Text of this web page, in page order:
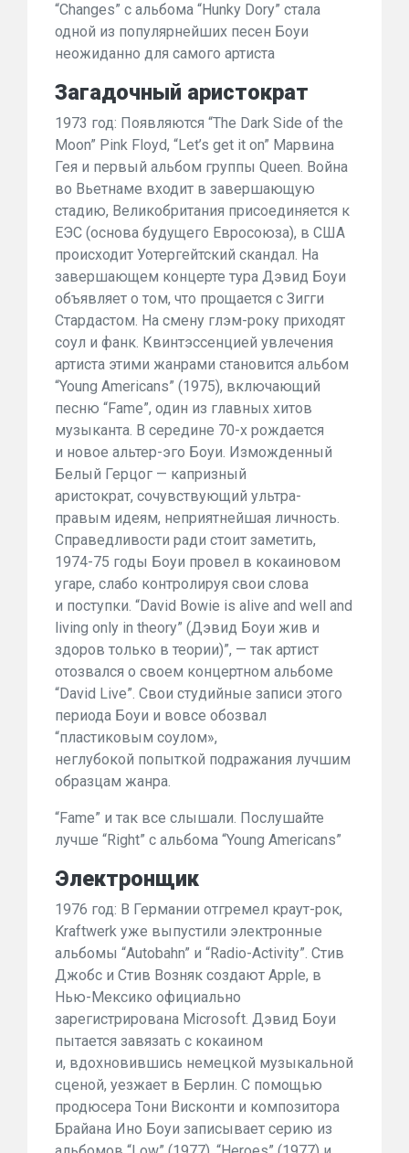
“Changes” с альбома “Hunky Dory” стала
одной из популярнейших песен Боуи
неожиданно для самого артиста
Загадочный аристократ
1973 год: Появляются “The Dark Side of the
Moon” Pink Floyd, “Let’s get it on” Марвина
Гея и первый альбом группы Queen. Война
во Вьетнаме входит в завершающую
стадию, Великобритания присоединяется к
ЕЭС (основа будущего Евросоюза), в США
происходит Уотергейтский скандал. На
завершающем концерте тура Дэвид Боуи
объявляет о том, что прощается с Зигги
Стардастом. На смену глэм-року приходят
соул и фанк. Квинтэссенцией увлечения
артиста этими жанрами становится альбом
“Young Americans” (1975), включающий
песню “Fame”, один из главных хитов
музыканта. В середине 70-х рождается
и новое альтер-эго Боуи. Изможденный
Белый Герцог — капризный
аристократ, сочувствующий ультра-
правым идеям, неприятнейшая личность.
Справедливости ради стоит заметить,
1974-75 годы Боуи провел в кокаиновом
угаре, слабо контролируя свои слова
и поступки. “David Bowie is alive and well and
living only in theory” (Дэвид Боуи жив и
здоров только в теории)”, — так артист
отозвался о своем концертном альбоме
“David Live”. Свои студийные записи этого
периода Боуи и вовсе обозвал
“пластиковым соулом»,
неглубокой попыткой подражания лучшим
образцам жанра.
“Fame” и так все слышали. Послушайте
лучше “Right” с альбома “Young Americans”
Электронщик
1976 год: В Германии отгремел краут-рок,
Kraftwerk уже выпустили электронные
альбомы “Autobahn” и “Radio-Activity”. Стив
Джобс и Стив Возняк создают Apple, в
Нью-Мексико официально
зарегистрирована Microsoft. Дэвид Боуи
пытается завязать с кокаином
и, вдохновившись немецкой музыкальной
сценой, уезжает в Берлин. С помощью
продюсера Тони Висконти и композитора
Брайана Ино Боуи записывает серию из